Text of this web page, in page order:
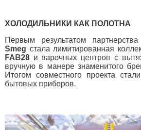
ХОЛОДИЛЬНИКИ КАК ПОЛОТНА
Первым результатом
Smeg стала лимитированная
FAB28 и варочных центров с
вручную в манере знаменитого
Итогом совместного проекта
бытовых приборов.